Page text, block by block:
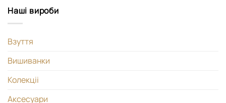
Наші вироби
Взуття
Вишиванки
Колекціі
Аксесуари